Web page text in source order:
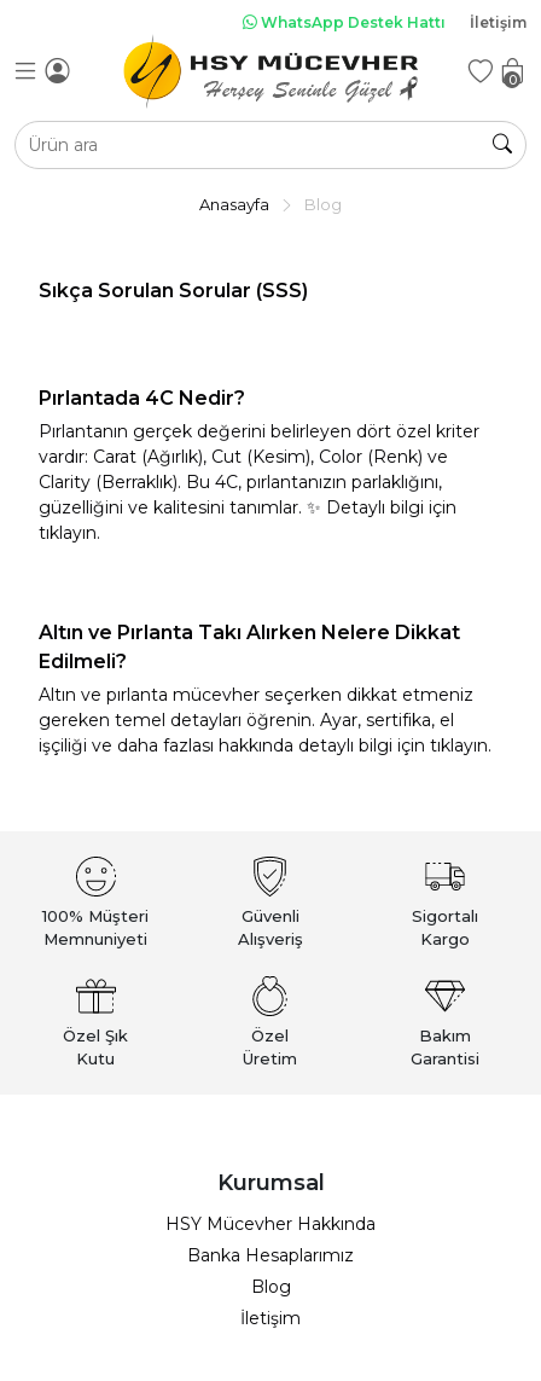
WhatsApp Destek Hattı İletişim
0
Tasarım
Özel Tasarım
Bileklikler &
Tasarım
Tümünü Görüntüle
Kolye &
Pırlanta Küpe
Takılar Yakut Takılar
Takılar
Tümünü Görüntüle
&
Altın Küpe
Takıları Erkek Takıları
Taşlı
Takılar
Tümünü Görüntüle
Alyans
Anasayfa Blog
Sıkça Sorulan Sorular (SSS)
Pırlantada 4C Nedir?
Pırlantanın gerçek değerini belirleyen dört özel kriter
vardır: Carat (Ağırlık), Cut (Kesim), Color (Renk) ve
Clarity (Berraklık). Bu 4C, pırlantanızın parlaklığını,
güzelliğini ve kalitesini tanımlar. ✨ Detaylı bilgi için
tıklayın.
Altın ve Pırlanta Takı Alırken Nelere Dikkat
Edilmeli?
Altın ve pırlanta mücevher seçerken dikkat etmeniz
gereken temel detayları öğrenin. Ayar, sertifika, el
işçiliği ve daha fazlası hakkında detaylı bilgi için tıklayın.
100% Müşteri
Memnuniyeti
Güvenli
Alışveriş
Sigortalı
Kargo
Özel Şık
Kutu
Özel
Üretim
Bakım
Garantisi
Kurumsal
HSY Mücevher Hakkında
Banka Hesaplarımız
Blog
İletişim